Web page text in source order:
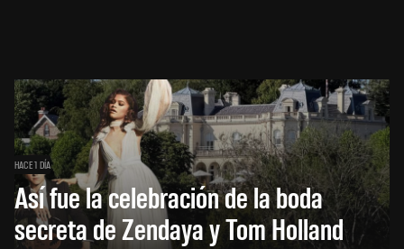
HACE 1 DÍA
Así fue la celebración de la boda
secreta de Zendaya y Tom Holland